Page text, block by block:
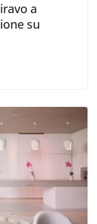
a
su